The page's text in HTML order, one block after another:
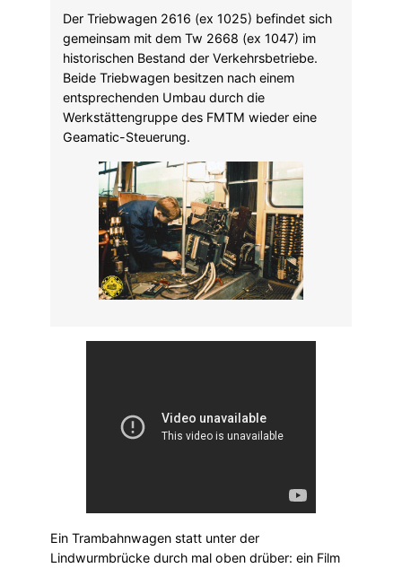
Der Triebwagen 2616 (ex 1025) befindet sich
gemeinsam mit dem Tw 2668 (ex 1047) im
historischen Bestand der Verkehrsbetriebe.
Beide Triebwagen besitzen nach einem
entsprechenden Umbau durch die
Werkstättengruppe des FMTM wieder eine
Geamatic-Steuerung.
Ein Trambahnwagen statt unter der
Lindwurmbrücke durch mal oben drüber: ein Film